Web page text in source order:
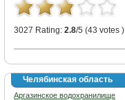
3027 Rating: 2.8/5 (43 votes )
Челябинская область
Аргазинское водохранилище